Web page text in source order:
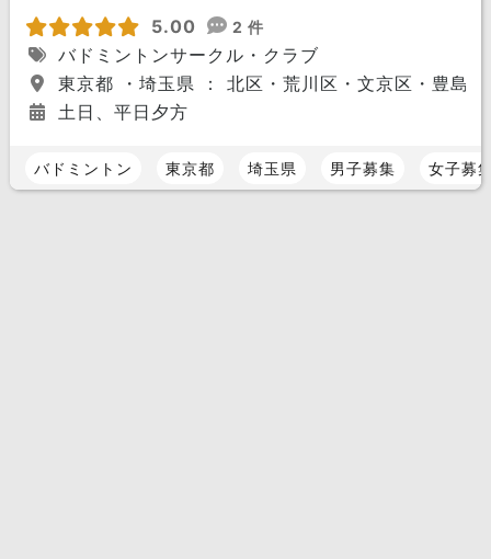
5.00
2 件
バドミントンサークル・クラブ
東京都 ・埼玉県 ： 北区・荒川区・文京区・豊島
土日、平日夕方
バドミントン 東京都 埼玉県 男子募集 女子募